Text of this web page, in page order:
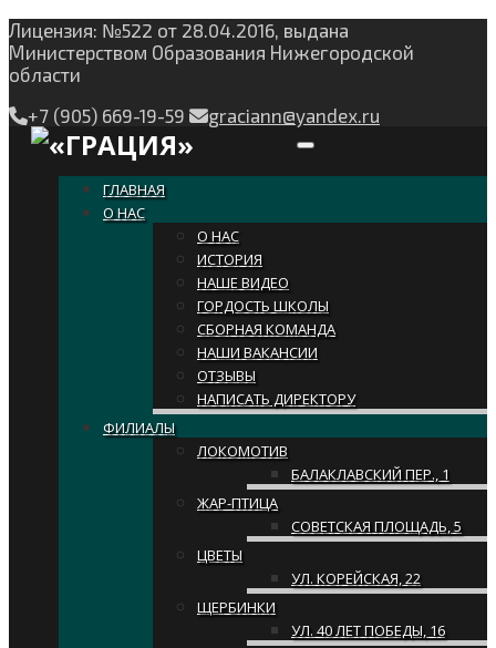
Лицензия: №522 от 28.04.2016, выдана
Министерством Образования Нижегородской
области
+7 (905) 669-19-59
graciann@yandex.ru
Toggle navigation
ГЛАВНАЯ
О НАС
О НАС
ИСТОРИЯ
НАШЕ ВИДЕО
ГОРДОСТЬ ШКОЛЫ
СБОРНАЯ КОМАНДА
НАШИ ВАКАНСИИ
ОТЗЫВЫ
НАПИСАТЬ ДИРЕКТОРУ
ФИЛИАЛЫ
ЛОКОМОТИВ
БАЛАКЛАВСКИЙ ПЕР., 1
ЖАР-ПТИЦА
СОВЕТСКАЯ ПЛОЩАДЬ, 5
ЦВЕТЫ
УЛ. КОРЕЙСКАЯ, 22
ЩЕРБИНКИ
УЛ. 40 ЛЕТ ПОБЕДЫ, 16